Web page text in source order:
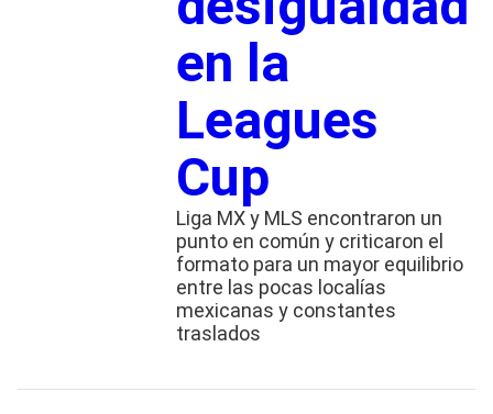
en la
Leagues
Cup
Liga MX y MLS encontraron un
punto en común y criticaron el
formato para un mayor equilibrio
entre las pocas localías
mexicanas y constantes
traslados